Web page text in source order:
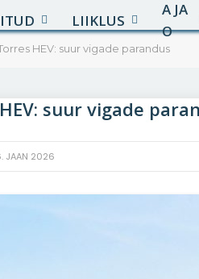
LIIKLUS
A JA
O
HEV: suur vigade parandus
suur vigade
JAAN 2026